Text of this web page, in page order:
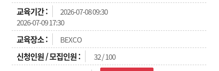
2026-07-08 09:30
2026-07-09 17:30
BEXCO
32 / 100